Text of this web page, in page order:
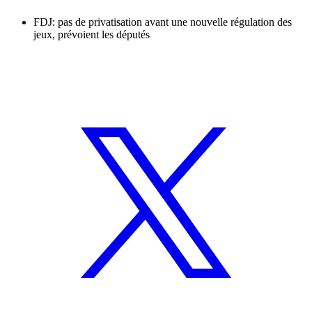
FDJ: pas de privatisation avant une nouvelle régulation des
jeux, prévoient les députés